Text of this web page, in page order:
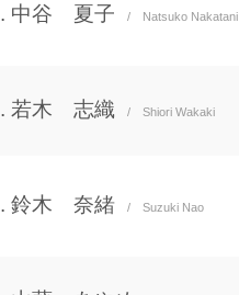
. 中谷 夏子 / Natsuko Nakatani
. 若木 志織 / Shiori Wakaki
. 鈴木 奈緒 / Suzuki Nao